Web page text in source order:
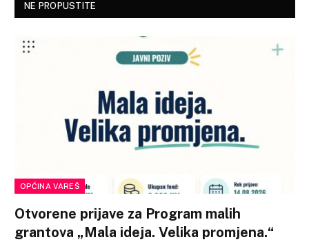
NE PROPUSTITE
OPĆINA VAREŠ
Otvorene prijave za Program malih
grantova „Mala ideja. Velika promjena.“